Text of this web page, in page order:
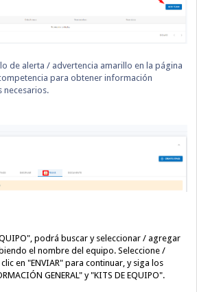
de alerta / advertencia amarillo en la página
para obtener información
necesarios.
podrá buscar y seleccionar / agregar
el nombre del equipo. Seleccione /
en "ENVIAR" para continuar, y siga los
GENERAL" y "KITS DE EQUIPO".